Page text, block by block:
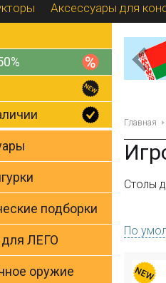
Аксессуары для
подборки
ЛЕГО
оружие
Главная
Столы
По